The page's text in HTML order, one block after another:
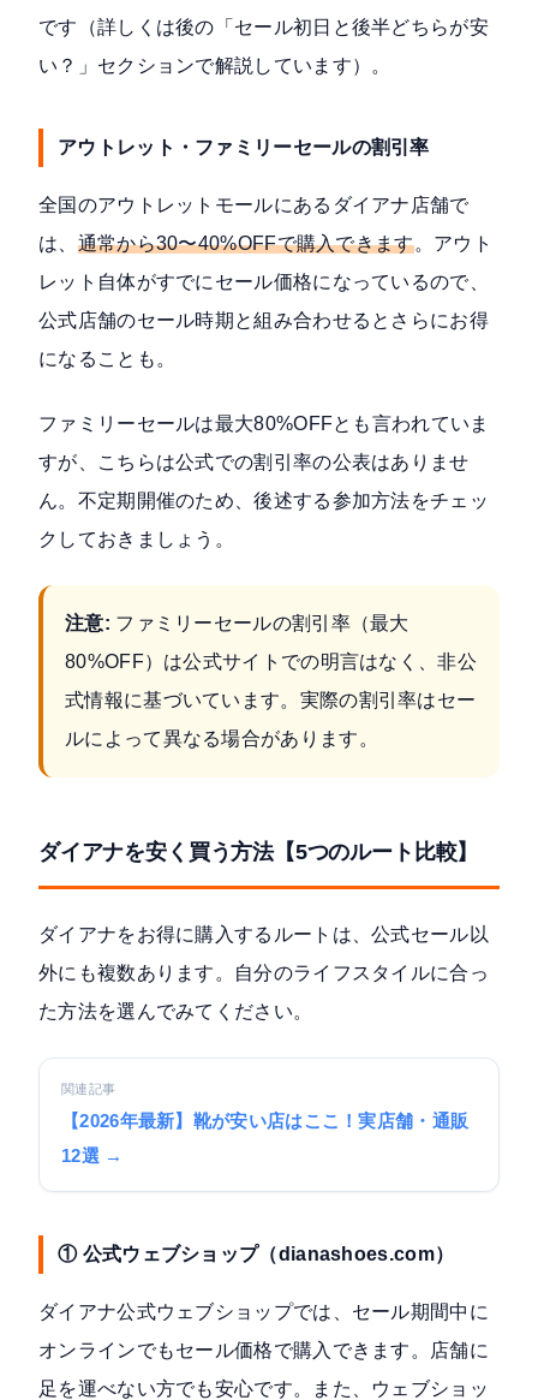
です（詳しくは後の「セール初日と後半どちらが安
い？」セクションで解説しています）。
アウトレット・ファミリーセールの割引率
全国のアウトレットモールにあるダイアナ店舗で
は、 通常から30〜40%OFFで購入できます。アウト
レット自体がすでにセール価格になっているので、
公式店舗のセール時期と組み合わせるとさらにお得
になることも。
ファミリーセールは最大80%OFFとも言われていま
すが、こちらは公式での割引率の公表はありませ
ん。不定期開催のため、後述する参加方法をチェッ
クしておきましょう。
注意: ファミリーセールの割引率（最大
80%OFF）は公式サイトでの明言はなく、非公
式情報に基づいています。実際の割引率はセー
ルによって異なる場合があります。
ダイアナを安く買う方法【5つのルート比較】
ダイアナをお得に購入するルートは、公式セール以
外にも複数あります。自分のライフスタイルに合っ
た方法を選んでみてください。
関連記事
【2026年最新】靴が安い店はここ！実店舗・通販
12選 →
① 公式ウェブショップ（dianashoes.com）
ダイアナ公式ウェブショップでは、セール期間中に
オンラインでもセール価格で購入できます。店舗に
足を運べない方でも安心です。また、ウェブショッ